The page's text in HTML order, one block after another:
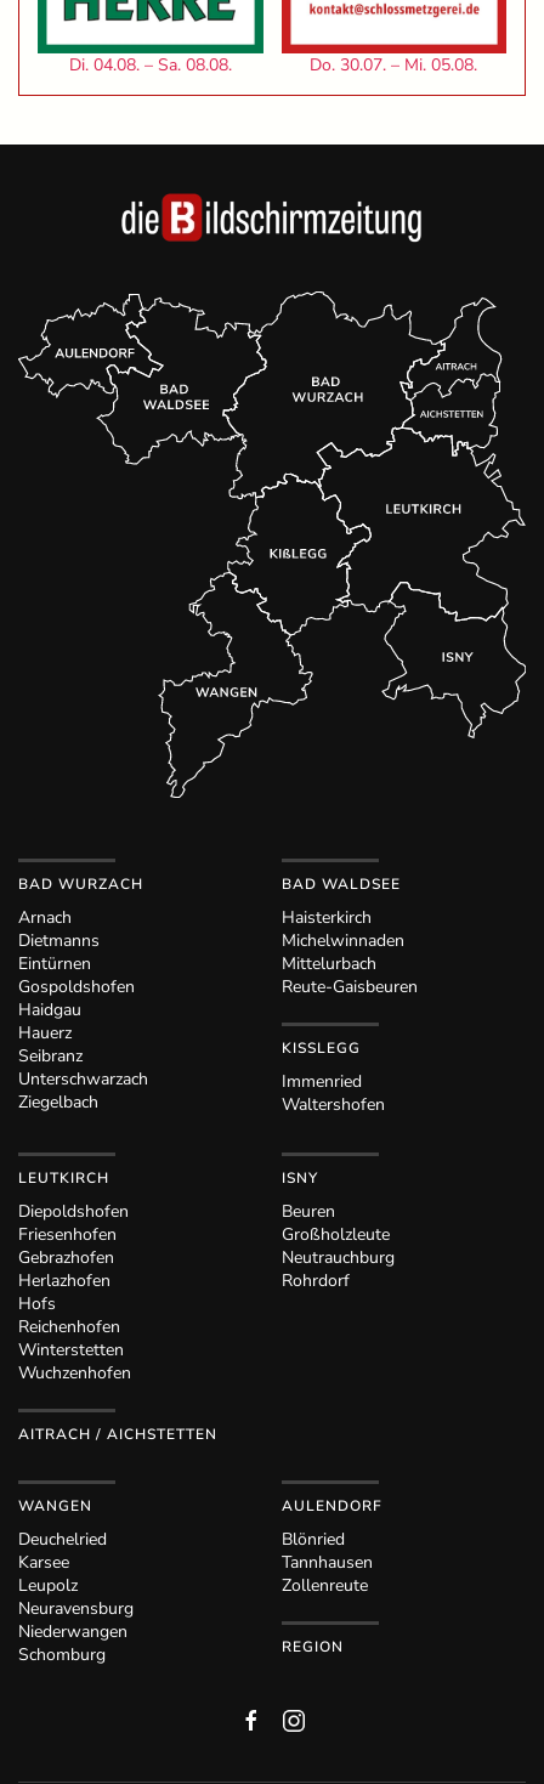
Di. 04.08. – Sa. 08.08. Do. 30.07. – Mi. 05.08.
BAD WURZACH
Arnach
Dietmanns
Eintürnen
Gospoldshofen
Haidgau
Hauerz
Seibranz
Unterschwarzach
Ziegelbach
BAD WALDSEE
Haisterkirch
Michelwinnaden
Mittelurbach
Reute-Gaisbeuren
KISSLEGG
Immenried
Waltershofen
LEUTKIRCH
Diepoldshofen
Friesenhofen
Gebrazhofen
Herlazhofen
Hofs
Reichenhofen
Winterstetten
Wuchzenhofen
AITRACH / AICHSTETTEN
ISNY
Beuren
Großholzleute
Neutrauchburg
Rohrdorf
WANGEN
Deuchelried
Karsee
Leupolz
Neuravensburg
Niederwangen
Schomburg
AULENDORF
Blönried
Tannhausen
Zollenreute
REGION